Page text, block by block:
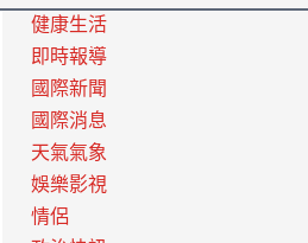
健康生活
即時報導
國際新聞
國際消息
天氣氣象
娛樂影視
情侶